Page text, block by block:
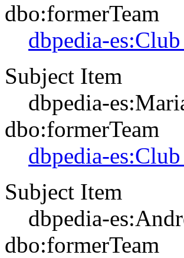
dbo:formerTeam
dbpedia-
Subject Item
dbpedia-
dbo:formerTeam
dbpedia-
Subject Item
dbpedia-
dbo:formerTeam